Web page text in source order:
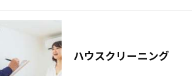
ハウスクリーニング